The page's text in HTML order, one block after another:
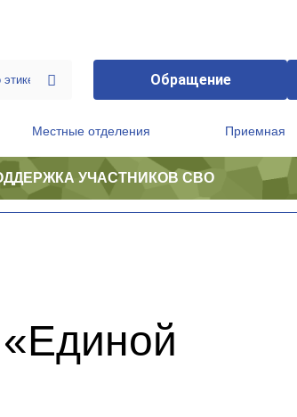
Обращение
Местные отделения Приемная
УЧАСТНИКОВ СВО